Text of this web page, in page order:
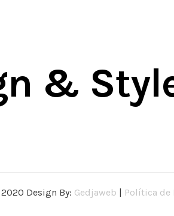
&
Design By: Gedjaweb | Política de